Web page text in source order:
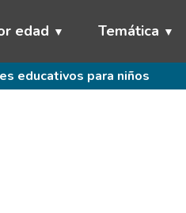
edad Temática
educativos para niños